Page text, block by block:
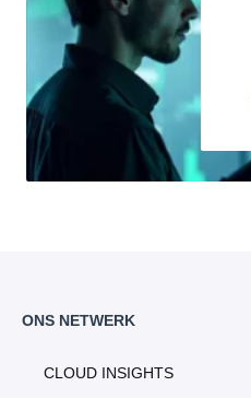
ONS NETWERK
CLOUD INSIGHTS